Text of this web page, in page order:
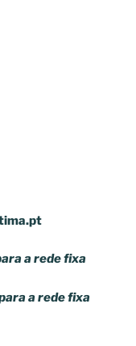
a rede fixa
a rede fixa